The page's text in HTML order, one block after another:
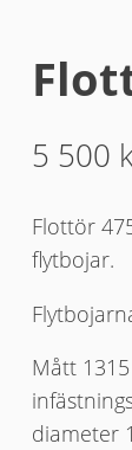
5 500
Flottör
flytbojar.
Mått
diameter